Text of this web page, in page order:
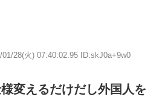
01/28(火) 07:40:02.95 ID:skJ0a+9w0
変えるだけだし外国人を